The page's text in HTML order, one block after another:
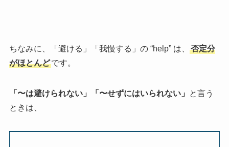
ちなみに、「避ける」「我慢する」の “help” は、
否定分
がほとんどです。
「〜は避けられない」「〜せずにはいられない」
と言う
ときは、